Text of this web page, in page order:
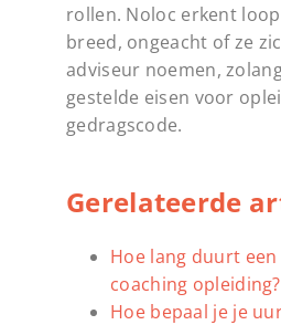
rollen. Noloc erkent
breed, ongeacht of ze
adviseur noemen,
gestelde eisen voor
gedragscode.
Gerelateerde
Hoe lang duurt een
coaching opleiding?
Hoe bepaal je je